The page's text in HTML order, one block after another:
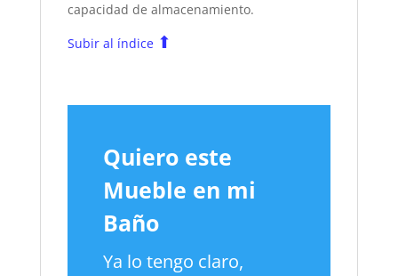
capacidad de almacenamiento.
Subir al índice ⬆
Quiero este
Mueble en mi
Baño
Ya lo tengo claro,